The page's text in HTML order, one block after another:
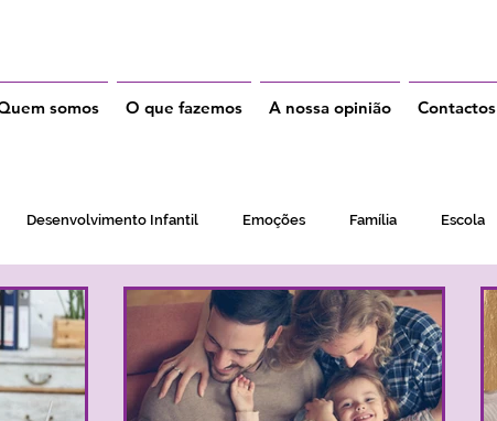
somos O que fazemos A nossa opinião Contactos
Desenvolvimento Infantil Emoções Família Escola